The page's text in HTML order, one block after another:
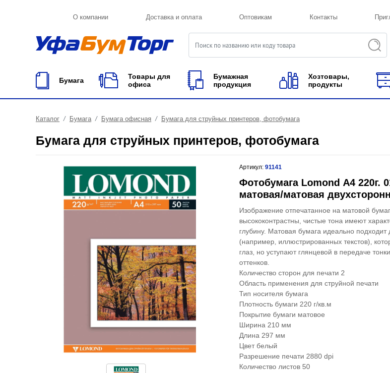
О компании Доставка и оплата Оптовикам Контакты
Бумага
Товары для
офиса
Бумажная
продукция
Хозтовары,
продукты
Каталог Бумага Бумага офисная Бумага для струйных принтеров, фотобумага
Бумага для струйных принтеров, фотобумага
Артикул: 91141
Фотобумага Lomond А4 220г.
матовая/матовая
Изображение отпечатанное на матовой
высококонтрастны, чистые тона имеют
глубину. Матовая бумага идеально
(например, иллюстрированных текстов),
глаз, но уступают глянцевой в передаче
оттенков.
Количество сторон для печати 2
Область применения для струйной печати
Тип носителя бумага
Плотность бумаги 220 г/кв.м
Покрытие бумаги матовое
Ширина 210 мм
Длина 297 мм
Цвет белый
Разрешение печати 2880 dpi
Количество листов 50